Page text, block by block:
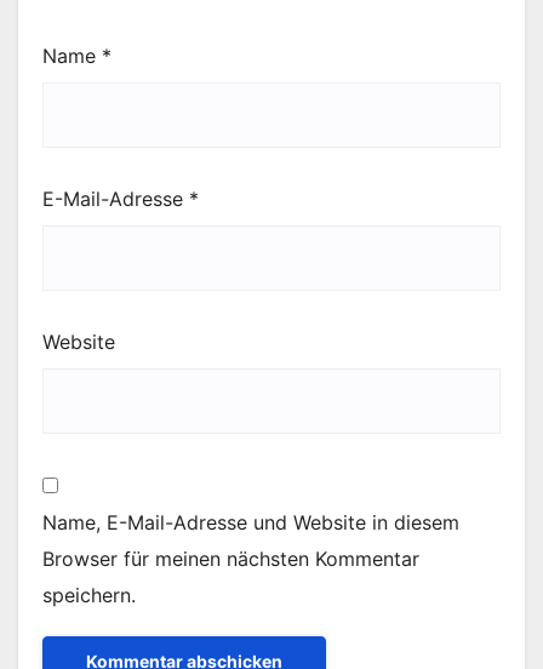
Name *
E-Mail-Adresse *
Website
Name, E-Mail-Adresse und Website in diesem
Browser für meinen nächsten Kommentar
speichern.